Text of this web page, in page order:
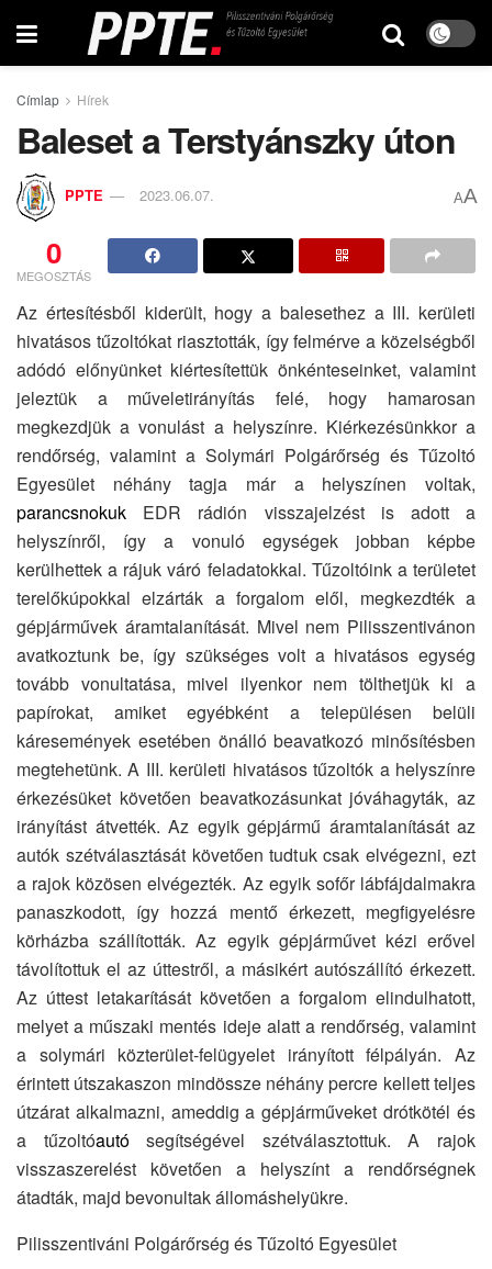
Címlap Hírek
Baleset a Terstyánszky úton
PPTE 2023.06.07. AA
0
MEGOSZTÁS
Az értesítésből kiderült, hogy a balesethez a III. kerületi
hivatásos tűzoltókat riasztották, így felmérve a közelségből
adódó előnyünket kiértesítettük önkénteseinket, valamint
jeleztük a műveletirányítás felé, hogy hamarosan
megkezdjük a vonulást a helyszínre. Kiérkezésünkkor a
rendőrség, valamint a Solymári Polgárőrség és Tűzoltó
Egyesület néhány tagja már a helyszínen voltak,
parancsnokuk EDR rádión visszajelzést is adott a
helyszínről, így a vonuló egységek jobban képbe
kerülhettek a rájuk váró feladatokkal. Tűzoltóink a területet
terelőkúpokkal elzárták a forgalom elől, megkezdték a
gépjárművek áramtalanítását. Mivel nem Pilisszentivánon
avatkoztunk be, így szükséges volt a hivatásos egység
tovább vonultatása, mivel ilyenkor nem tölthetjük ki a
papírokat, amiket egyébként a településen belüli
káresemények esetében önálló beavatkozó minősítésben
megtehetünk. A III. kerületi hivatásos tűzoltók a helyszínre
érkezésüket követően beavatkozásunkat jóváhagyták, az
irányítást átvették. Az egyik gépjármű áramtalanítását az
autók szétválasztását követően tudtuk csak elvégezni, ezt
a rajok közösen elvégezték. Az egyik sofőr lábfájdalmakra
panaszkodott, így hozzá mentő érkezett, megfigyelésre
körházba szállították. Az egyik gépjárművet kézi erővel
távolítottuk el az úttestről, a másikért autószállító érkezett.
Az úttest letakarítását követően a forgalom elindulhatott,
melyet a műszaki mentés ideje alatt a rendőrség, valamint
a solymári közterület-felügyelet irányított félpályán. Az
érintett útszakaszon mindössze néhány percre kellett teljes
útzárat alkalmazni, ameddig a gépjárműveket drótkötél és
a tűzoltóautósegítségével szétválasztottuk. A rajok
visszaszerelést követően a helyszínt a rendőrségnek
átadták, majd bevonultak állomáshelyükre.
Pilisszentiváni Polgárőrség és Tűzoltó Egyesület